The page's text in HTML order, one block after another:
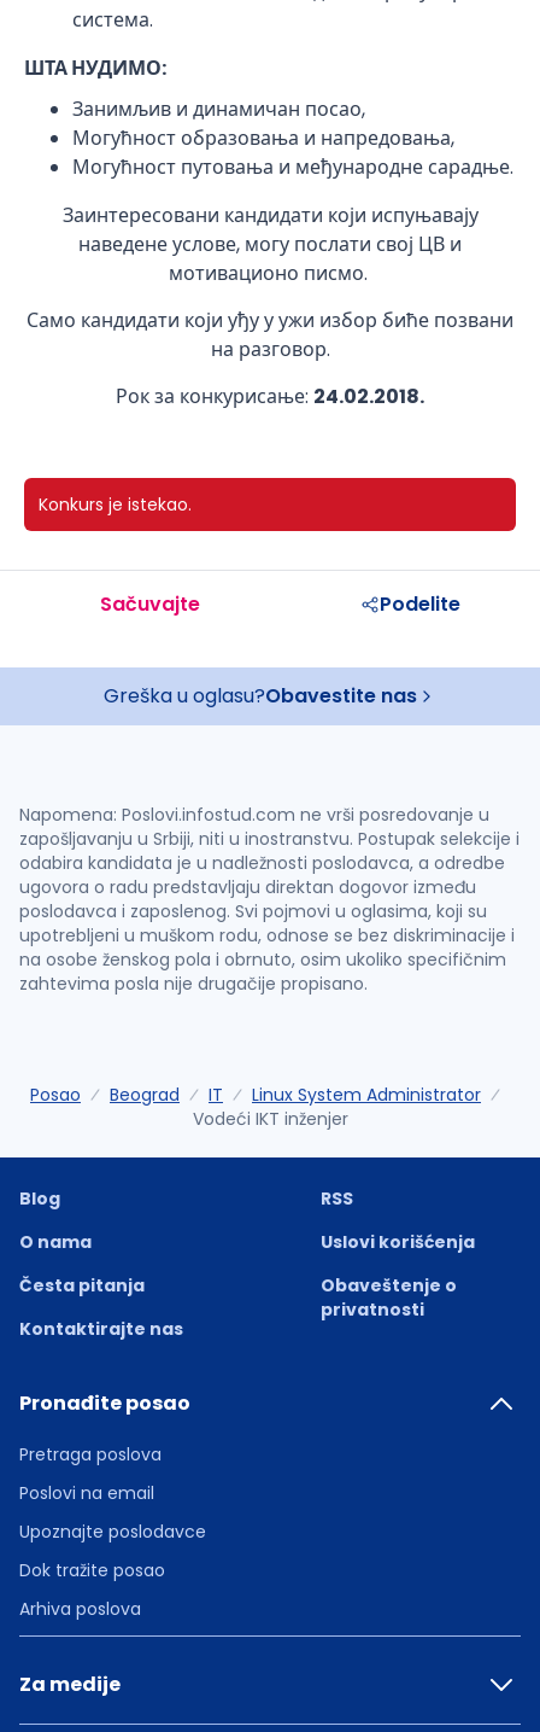
система.
ШТА НУДИМО:
Занимљив и динамичан посао,
Могућност образовања и напредовања,
Могућност путовања и међународне сарадње.
Заинтересовани кандидати који испуњавају
наведене услове, могу послати свој ЦВ и
мотивационо писмо.
Само кандидати који уђу у ужи избор биће позвани
на разговор.
Рок за конкурисање: 24.02.2018.
Konkurs je istekao.
Sačuvajte Podelite
Greška u oglasu?Obavestite nas
Napomena: Poslovi.infostud.com ne vrši posredovanje u
zapošljavanju u Srbiji, niti u inostranstvu. Postupak selekcije i
odabira kandidata je u nadležnosti poslodavca, a odredbe
ugovora o radu predstavljaju direktan dogovor između
poslodavca i zaposlenog. Svi pojmovi u oglasima, koji su
upotrebljeni u muškom rodu, odnose se bez diskriminacije i
na osobe ženskog pola i obrnuto, osim ukoliko specifičnim
zahtevima posla nije drugačije propisano.
Posao Beograd IT
Linux System Administrator
Vodeći IKT inženjer
Blog
O nama
Česta pitanja
Kontaktirajte nas
RSS
Uslovi korišćenja
Obaveštenje o
privatnosti
Pronađite posao
Pretraga poslova
Poslovi na email
Upoznajte poslodavce
Dok tražite posao
Arhiva poslova
Za medije